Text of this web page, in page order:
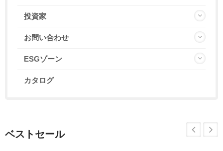
投資家
お問い合わせ
ESGゾーン
カタログ
ベストセール